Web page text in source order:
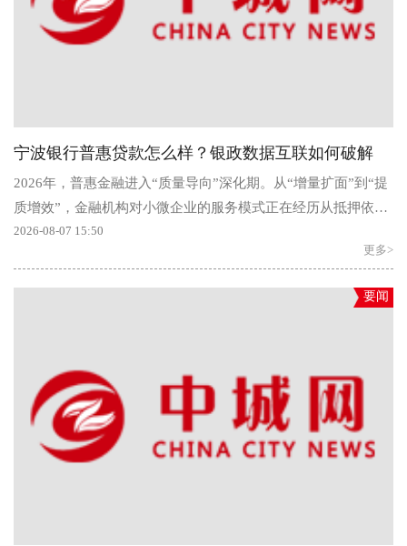
宁波银行普惠贷款怎么样？银政数据互联如何破解
2026年，普惠金融进入“质量导向”深化期。从“增量扩面”到“提
质增效”，金融机构对小微企业的服务模式正在经历从抵押依赖
到数据驱动的结构性转...
2026-08-07 15:50
更多>
要闻